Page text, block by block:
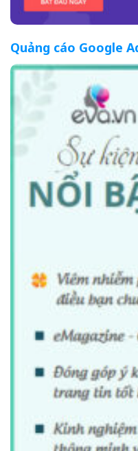
Quảng cáo Google